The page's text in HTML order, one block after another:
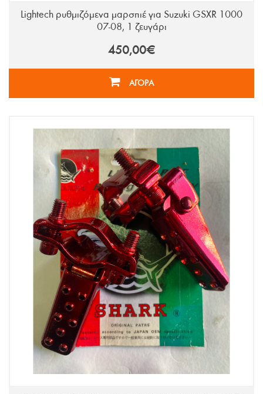
Lightech ρυθμιζόμενα μαρσπιέ για Suzuki GSXR 1000
07-08, 1 ζευγάρι
450,00€
ΑΓΟΡΑ